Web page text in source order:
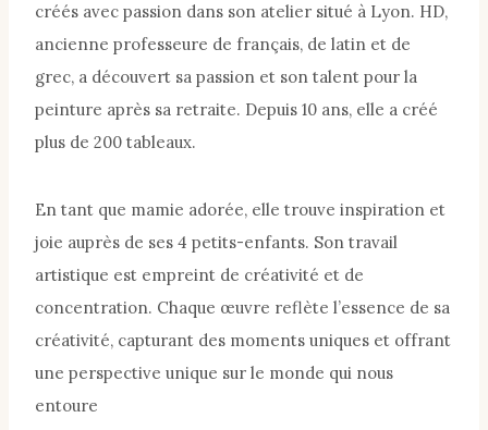
créés avec passion dans son atelier situé à Lyon. HD,
ancienne professeure de français, de latin et de
grec, a découvert sa passion et son talent pour la
peinture après sa retraite. Depuis 10 ans, elle a créé
plus de 200 tableaux.
En tant que mamie adorée, elle trouve inspiration et
joie auprès de ses 4 petits-enfants. Son travail
artistique est empreint de créativité et de
concentration. Chaque œuvre reflète l’essence de sa
créativité, capturant des moments uniques et offrant
une perspective unique sur le monde qui nous
entoure